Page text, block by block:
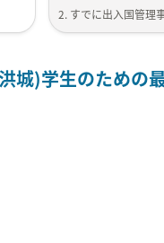
2. すでに出入国管理
3. 仁川キャンパスの
延長の必要書
城)学生のための